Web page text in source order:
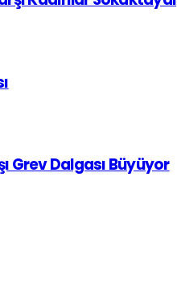
Grev Dalgası Büyüyor